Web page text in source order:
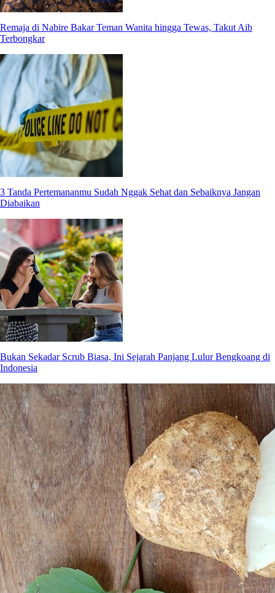
Remaja di Nabire Bakar Teman Wanita hingga Tewas, Takut Aib
Terbongkar
3 Tanda Pertemananmu Sudah Nggak Sehat dan Sebaiknya Jangan
Diabaikan
Bukan Sekadar Scrub Biasa, Ini Sejarah Panjang Lulur Bengkoang di
Indonesia